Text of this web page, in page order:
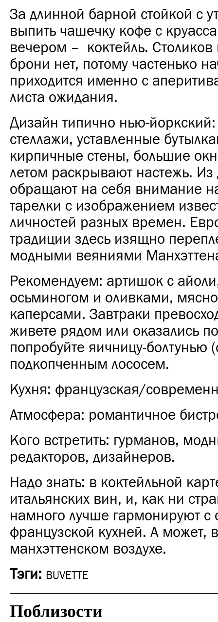
За длинной барной стойкой с
выпить чашечку кофе с
вечером – коктейль. Столиков
брони нет, потому частенько
приходится именно с
листа ожидания.
Дизайн типично нью-
стеллажи, уставленные
кирпичные стены, большие
летом раскрывают настежь. Из
обращают на себя внимание
тарелки с изображением
личностей разных времен.
традиции здесь изящно
модными веяниями
Рекомендуем: артишок с
осьминогом и оливками,
каперсами. Завтраки
живете рядом или оказались
попробуйте яичницу-болтунью
подкопченным лососем.
Кухня: французская/
Атмосфера: романтичное
Кого встретить: гурманов,
редакторов, дизайнеров.
Надо знать: в коктейльной
итальянских вин, и, как ни
намного лучше гармонируют
французской кухней. А может,
манхэттенском воздухе.
Тэги: BUVETTE
Поблизости